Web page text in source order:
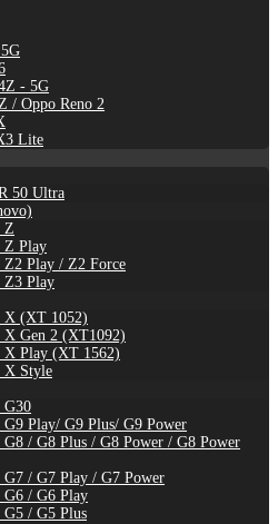
- 5G
/ Oppo Reno 2
Lite
50 Ultra
Z
Z Play
Z2 Play / Z2 Force
Z3 Play
X (XT 1052)
X Gen 2 (XT1092)
X Play (XT 1562)
X Style
G30
Play/ G9 Plus/ G9 Power
/ G8 Plus / G8 Power / G8 Power
G7 / G7 Play / G7 Power
G6 / G6 Play
G5 / G5 Plus